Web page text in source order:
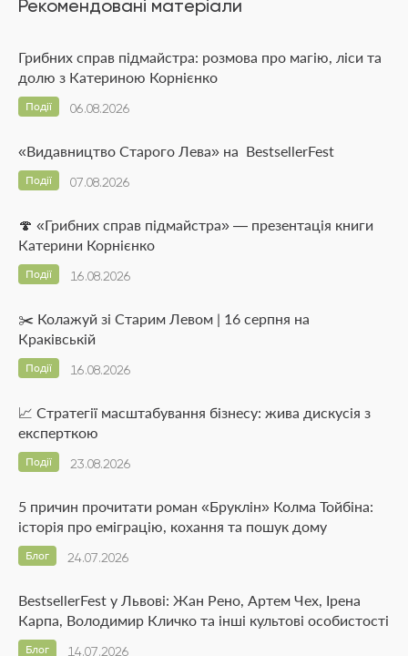
Рекомендовані матеріали
Грибних справ підмайстра: розмова про магію, ліси та
долю з Катериною Корнієнко
06.08.2026
Події
«Видавництво Старого Лева» на BestsellerFest
07.08.2026
Події
🍄 «Грибних справ підмайстра» — презентація книги
Катерини Корнієнко
16.08.2026
Події
✂️ Колажуй зі Старим Левом | 16 серпня на
Краківській
16.08.2026
Події
📈 Стратегії масштабування бізнесу: жива дискусія з
експерткою
23.08.2026
Події
5 причин прочитати роман «Бруклін» Колма Тойбіна:
історія про еміграцію, кохання та пошук дому
24.07.2026
Блог
BestsellerFest у Львові: Жан Рено, Артем Чех, Ірена
Карпа, Володимир Кличко та інші культові особистості
14.07.2026
Блог